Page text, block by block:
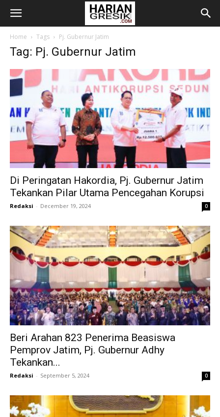
Home Tags Pj. Gubernur Jatim
Tag: Pj. Gubernur Jatim
Di Peringatan Hakordia, Pj. Gubernur Jatim
Tekankan Pilar Utama Pencegahan Korupsi
Redaksi - December 19, 2024 0
Beri Arahan 823 Penerima Beasiswa
Pemprov Jatim, Pj. Gubernur Adhy
Tekankan...
Redaksi - September 5, 2024 0